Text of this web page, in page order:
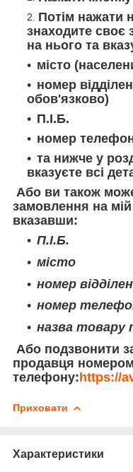
Потім нажати
знаходите своє
на нього та
місто
номер
обов'язково)
П.І.Б.
номер
та нижче у
вказуєте всі
Або ви також
замовлення на
вказавши:
П.І.Б.
місто
номер
номер
назва товару
Або подзвонити
продавця номером
телефону:https://
Приховати
Характеристики